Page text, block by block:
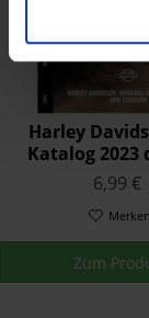
Harley
Katalog 2023
6,99 €
Merken
Zum